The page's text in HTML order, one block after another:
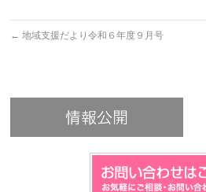
← 地域支援だより令和６年度９月号